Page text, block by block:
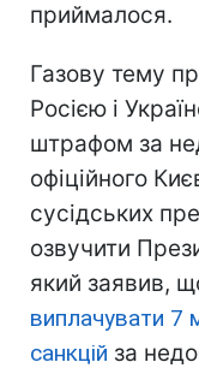
приймалося.
Газову тему
Росією і
штрафом за
офіційного
сусідських
озвучити
який заявив,
виплачувати
санкцій за